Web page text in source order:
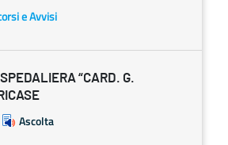
e Avvisi
“CARD. G.
Ascolta